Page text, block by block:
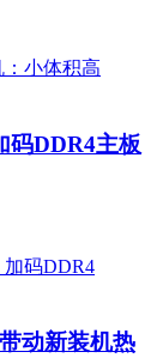
码DDR4主板
动新装机热